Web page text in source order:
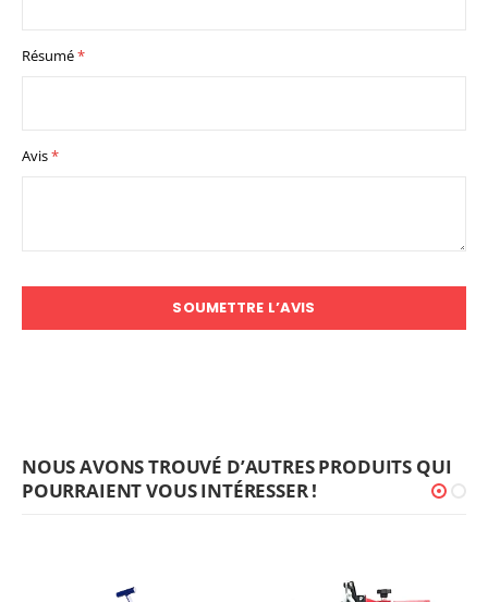
Résumé
Avis
SOUMETTRE L’AVIS
NOUS AVONS TROUVÉ D’AUTRES PRODUITS QUI
POURRAIENT VOUS INTÉRESSER !